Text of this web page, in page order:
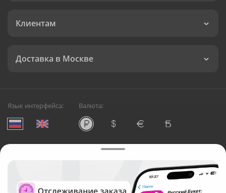
Клиентам
Доставка в Москве
Язык интерфейса: Валюта:
Служба круглосуточной доставки цветов в Москве
Русский Букет, 2026
Общество с ограниченной ответственностью «Технология»
ОГРН: 1195476081745, ИНН: 5410081997